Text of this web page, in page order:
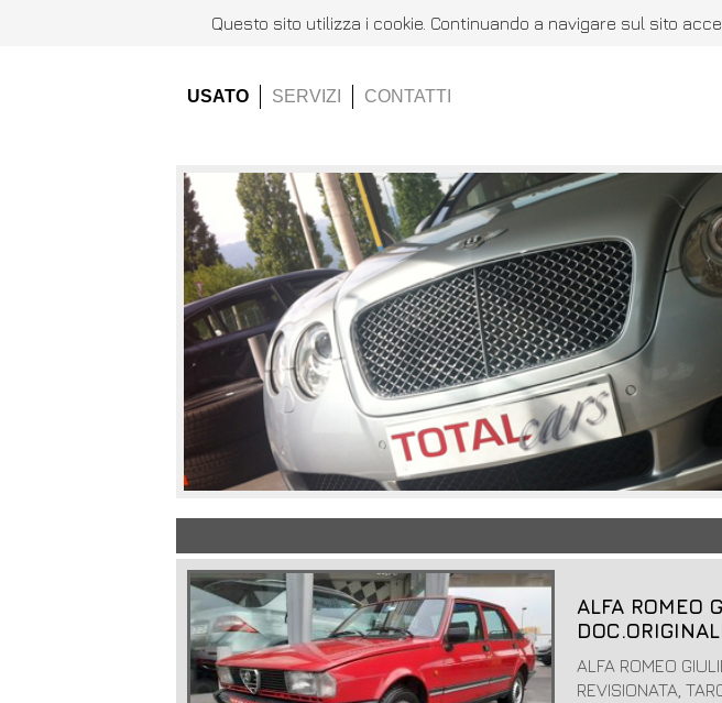
Questo sito utilizza i cookie. Continuando a navigare sul sito
USATO SERVIZI CONTATTI
ALFA ROMEO
ALFA ROMEO
REVISIONATA,